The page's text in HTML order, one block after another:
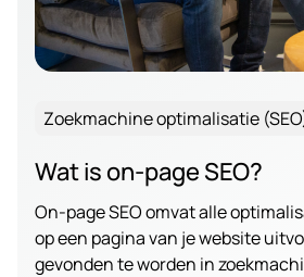
Zoekmachine optimalisatie
Wat is on-page SEO?
On-page SEO omvat alle
op een pagina van je website
gevonden te worden in